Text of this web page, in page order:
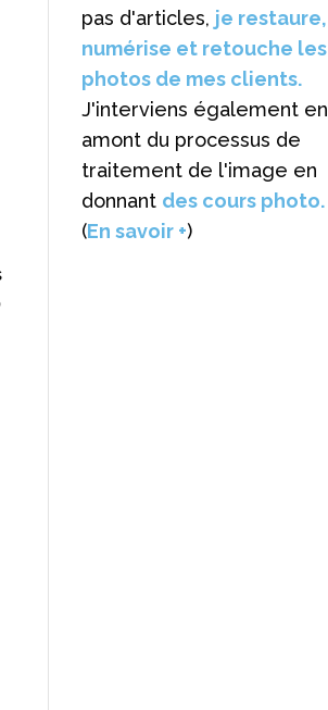
pas d'articles, je restaure,
numérise et retouche les
photos de mes clients.
J'interviens également en
amont du processus de
traitement de l'image en
donnant des cours photo.
(En savoir +)